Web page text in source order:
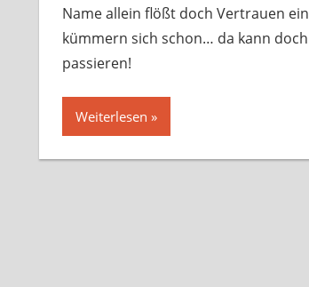
Name allein flößt doch Vertrauen
kümmern sich schon… da kann
passieren!
Weiterlesen